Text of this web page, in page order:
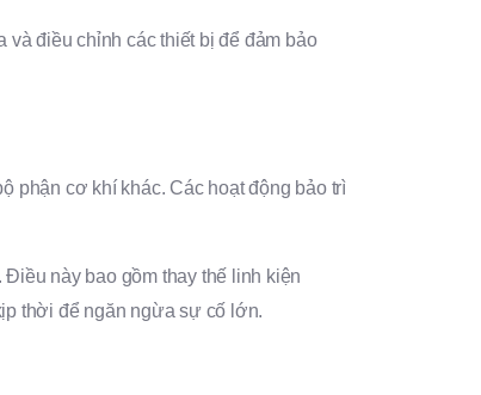
điều chỉnh các thiết bị để đảm bảo
phận cơ khí khác. Các hoạt động bảo trì
này bao gồm thay thế linh kiện
thời để ngăn ngừa sự cố lớn.